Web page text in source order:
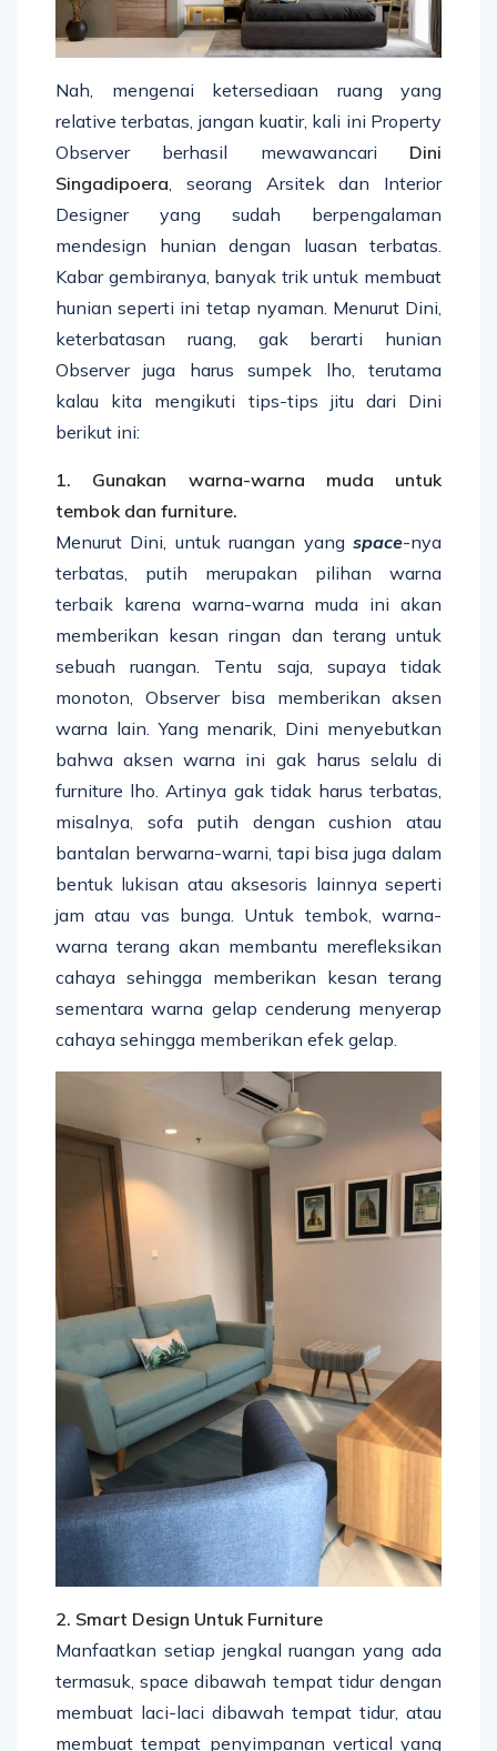
Nah, mengenai ketersediaan ruang yang
relative terbatas, jangan kuatir, kali ini Property
Observer berhasil mewawancari Dini
Singadipoera , seorang Arsitek dan Interior
Designer yang sudah berpengalaman
mendesign hunian dengan luasan terbatas.
Kabar gembiranya, banyak trik untuk membuat
hunian seperti ini tetap nyaman. Menurut Dini,
keterbatasan ruang, gak berarti hunian
Observer juga harus sumpek lho, terutama
kalau kita mengikuti tips-tips jitu dari Dini
berikut ini:
1. Gunakan warna-warna muda untuk
tembok dan furniture.
Menurut Dini, untuk ruangan yang space-nya
terbatas, putih merupakan pilihan warna
terbaik karena warna-warna muda ini akan
memberikan kesan ringan dan terang untuk
sebuah ruangan. Tentu saja, supaya tidak
monoton, Observer bisa memberikan aksen
warna lain. Yang menarik, Dini menyebutkan
bahwa aksen warna ini gak harus selalu di
furniture lho. Artinya gak tidak harus terbatas,
misalnya, sofa putih dengan cushion atau
bantalan berwarna-warni, tapi bisa juga dalam
bentuk lukisan atau aksesoris lainnya seperti
jam atau vas bunga. Untuk tembok, warna-
warna terang akan membantu merefleksikan
cahaya sehingga memberikan kesan terang
sementara warna gelap cenderung menyerap
cahaya sehingga memberikan efek gelap.
2. Smart Design Untuk Furniture
Manfaatkan setiap jengkal ruangan yang ada
termasuk, space dibawah tempat tidur dengan
membuat laci-laci dibawah tempat tidur, atau
membuat tempat penyimpanan vertical yang